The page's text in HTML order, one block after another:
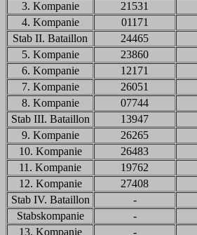
3. Kompanie
21531
4. Kompanie
01171
Stab II. Bataillon
24465
5. Kompanie
23860
6. Kompanie
12171
7. Kompanie
26051
8. Kompanie
07744
Stab III. Bataillon
13947
9. Kompanie
26265
10. Kompanie
26483
11. Kompanie
19762
12. Kompanie
27408
Stab IV. Bataillon
-
Stabskompanie
-
13. Kompanie
-